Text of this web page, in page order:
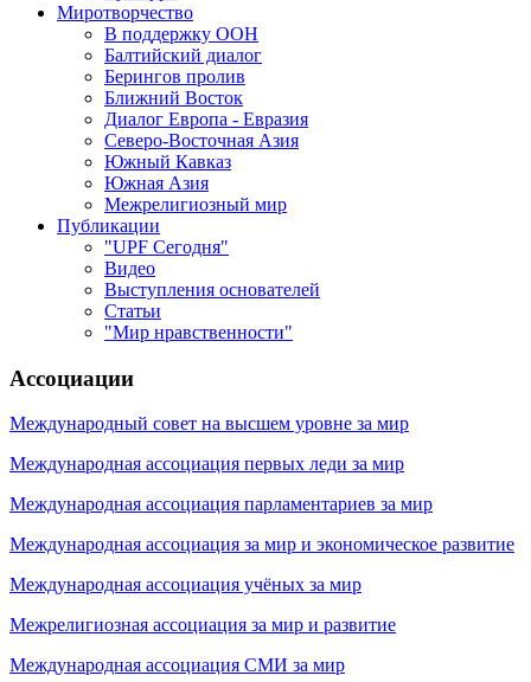
Миротворчество
В поддержку ООН
Балтийский диалог
Берингов пролив
Ближний Восток
Диалог Европа - Евразия
Северо-Восточная Азия
Южный Кавказ
Южная Азия
Межрелигиозный мир
Публикации
"UPF Сегодня"
Видео
Выступления основателей
Статьи
"Мир нравственности"
Ассоциации
Международный совет на высшем уровне за мир
Международная ассоциация первых леди за мир
Международная ассоциация парламентариев за мир
Международная ассоциация за мир и экономическое развитие
Международная ассоциация учёных за мир
Межрелигиозная ассоциация за мир и развитие
Международная ассоциация СМИ за мир